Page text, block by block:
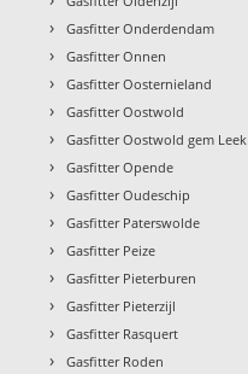
› Gasfitter Onderdendam
› Gasfitter Onnen
› Gasfitter Oosternieland
› Gasfitter Oostwold
› Gasfitter Oostwold gem Leek
› Gasfitter Opende
› Gasfitter Oudeschip
› Gasfitter Paterswolde
› Gasfitter Peize
› Gasfitter Pieterburen
› Gasfitter Pieterzijl
› Gasfitter Rasquert
› Gasfitter Roden